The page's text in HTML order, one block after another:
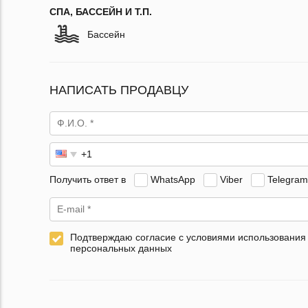
СПА, БАССЕЙН И Т.П.
Бассейн
НАПИСАТЬ ПРОДАВЦУ
Получить ответ в WhatsApp Viber Telegram
Подтверждаю согласие с условиями использования
персональных данных